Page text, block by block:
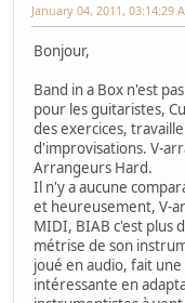
January 04, 2011, 03:14:29
Bonjour,
Band in a Box n'est
pour les guitaristes,
des exercices,
d'improvisations. V-
Arrangeurs Hard.
Il n'y a aucune
et heureusement, V-
MIDI, BIAB c'est plus
métrise de son
joué en audio, fait
intéressante en